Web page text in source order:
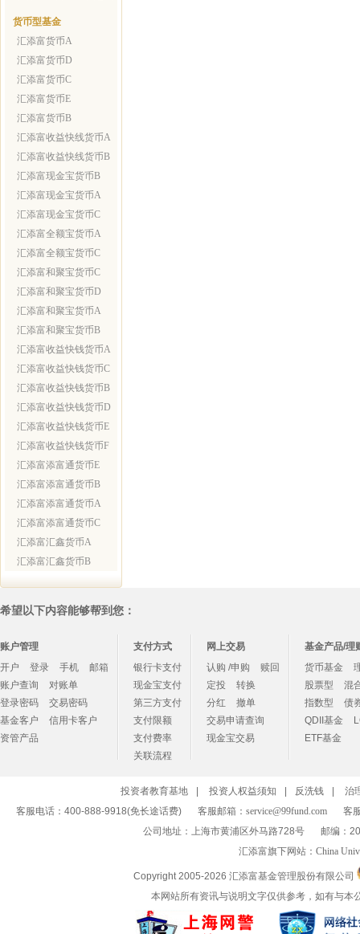
货币型基金
汇添富货币A
汇添富货币D
汇添富货币C
汇添富货币E
汇添富货币B
汇添富收益快线货币A
汇添富收益快线货币B
汇添富现金宝货币B
汇添富现金宝货币A
汇添富现金宝货币C
汇添富全额宝货币A
汇添富全额宝货币C
汇添富和聚宝货币C
汇添富和聚宝货币D
汇添富和聚宝货币A
汇添富和聚宝货币B
汇添富收益快钱货币A
汇添富收益快钱货币C
汇添富收益快钱货币B
汇添富收益快钱货币D
汇添富收益快钱货币E
汇添富收益快钱货币F
汇添富添富通货币E
汇添富添富通货币B
汇添富添富通货币A
汇添富添富通货币C
汇添富汇鑫货币A
汇添富汇鑫货币B
希望以下内容能够帮到您：
账户管理
开户
登录 手机
邮箱
账户查询
对账单
登录密码
交易密码
基金客户
信用卡客户
资管产品
支付方式
银行卡支付
现金宝支付
第三方支付
支付限额
支付费率
关联流程
网上交易
认购 /申购
赎回
定投
转换
分红
撤单
交易申请查询
现金宝交易
基金产品/理
货币基金
股票型
混
指数型
债
QDII基金
ETF基金
投资者教育基地 投资人权益须知 反洗钱
治
客服电话：400-888-9918(免长途话费)
客服邮箱： service@99fund.com
客
公司地址：上海市黄浦区外马路728号
邮编：
汇添富旗下网站： China
Copyright 2005-2026 汇添富基金管理股份有限公司
本网站所有资讯与说明文字仅供参考，如有与本